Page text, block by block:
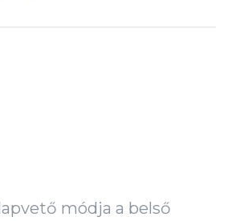
módja a belső